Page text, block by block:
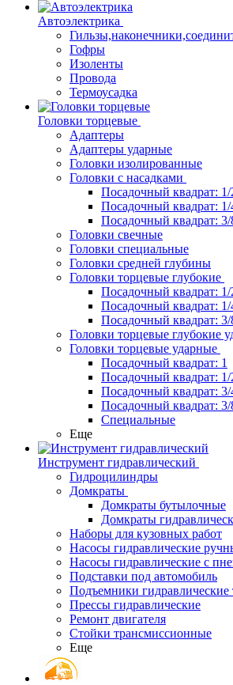
Автоэлектрика
Гофры
Изоленты
Провода
Термоусадка
Головки торцевые
Адаптеры
Адаптеры ударные
Головки изолированные
Головки с насадками
Посадочный квадрат: 1/
Посадочный квадрат: 1/
Посадочный квадрат: 3/
Головки свечные
Головки специальные
Головки средней глубины
Головки торцевые глубокие
Посадочный квадрат: 1/
Посадочный квадрат: 1/
Посадочный квадрат: 3/
Головки торцевые глубокие
Головки торцевые ударные
Посадочный квадрат: 1
Посадочный квадрат: 1/
Посадочный квадрат: 3/
Посадочный квадрат: 3/
Специальные
Еще
Инструмент гидравлический
Гидроцилиндры
Домкраты
Домкраты бутылочные
Домкраты
Наборы для кузовных работ
Насосы гидравлические
Насосы гидравлические с
Подставки под автомобиль
Подъемники гидравлические
Прессы гидравлические
Ремонт двигателя
Стойки трансмиссионные
Еще